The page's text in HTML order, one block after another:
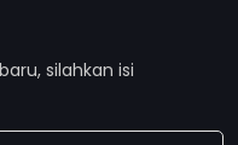
silahkan isi